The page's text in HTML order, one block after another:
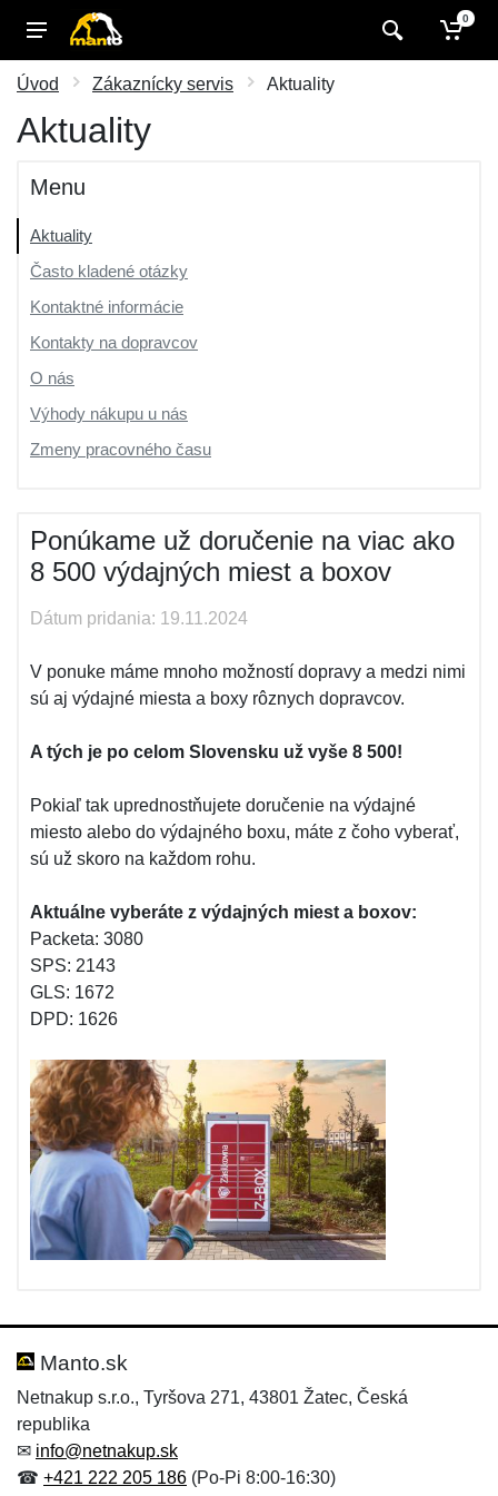
0
Úvod Zákaznícky servis Aktuality
Aktuality
Menu
Aktuality
Často kladené otázky
Kontaktné informácie
Kontakty na dopravcov
O nás
Výhody nákupu u nás
Zmeny pracovného času
Ponúkame už doručenie na viac ako
8 500 výdajných miest a boxov
Dátum pridania: 19.11.2024
V ponuke máme mnoho možností dopravy a medzi nimi
sú aj výdajné miesta a boxy rôznych dopravcov.
A tých je po celom Slovensku už vyše 8 500!
Pokiaľ tak uprednostňujete doručenie na výdajné
miesto alebo do výdajného boxu, máte z čoho vyberať,
sú už skoro na každom rohu.
Aktuálne vyberáte z výdajných miest a boxov:
Packeta: 3080
SPS: 2143
GLS: 1672
DPD: 1626
Manto.sk
Netnakup s.r.o., Tyršova 271, 43801 Žatec, Česká
republika
✉ info@netnakup.sk
☎ +421 222 205 186 (Po-Pi 8:00-16:30)